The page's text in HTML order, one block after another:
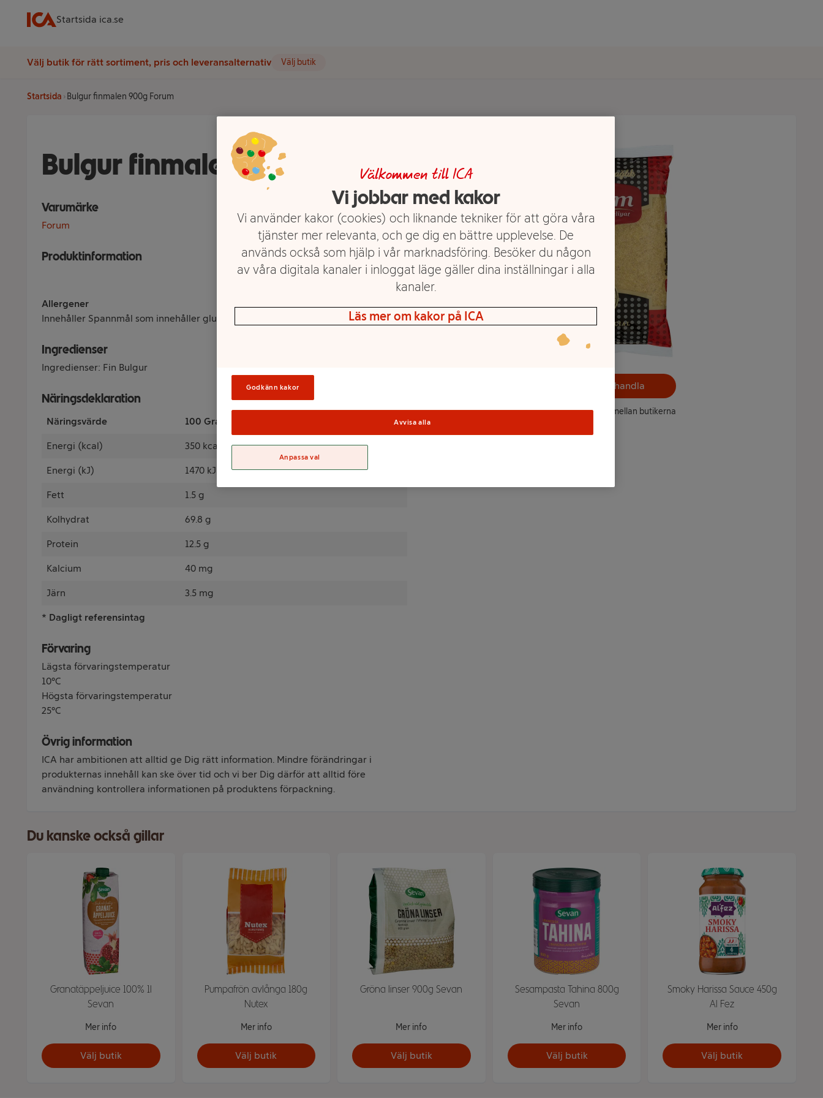
Startsida ica.se
Välj butik för rätt sortiment, pris och leveransalternativ Välj butik
Startsida Bulgur finmalen 900g Forum
Bulgur finmalen 900g Forum
Varumärke
Forum
Produktinformation
Allergener
Innehåller Spannmål som innehåller gluten
Ingredienser
Ingredienser: Fin Bulgur
Näringsdeklaration
Näringsvärde 100 Gram % av DRI(*)
Energi (kcal) 350 kcal
Energi (kJ) 1470 kJ
Fett 1.5 g
Kolhydrat 69.8 g
Protein 12.5 g
Kalcium 40 mg
Järn 3.5 mg
* Dagligt referensintag
Förvaring
Lägsta förvaringstemperatur
10°C
Högsta förvaringstemperatur
25°C
Övrig information
ICA har ambitionen att alltid ge Dig rätt information. Mindre förändringar i
produkternas innehåll kan ske över tid och vi ber Dig därför att alltid före
användning kontrollera informationen på produktens förpackning.
Välj butik och handla
Sortimentet kan variera mellan butikerna
Du kanske också gillar
Granatäppeljuice 100% 1l
Sevan
Mer info
Välj butik
Pumpafrön avlånga 180g
Nutex
Mer info
Välj butik
Gröna linser 900g Sevan
Mer info
Välj butik
Sesampasta Tahina 800g
Sevan
Mer info
Välj butik
Smoky Harissa Sauce 450g
Al Fez
Mer info
Välj butik
Välkommen till ICA
Vi jobbar med kakor
Vi använder kakor (cookies) och liknande tekniker för att göra våra
tjänster mer relevanta, och ge dig en bättre upplevelse. De
används också som hjälp i vår marknadsföring. Besöker du någon
av våra digitala kanaler i inloggat läge gäller dina inställningar i alla
kanaler.
Läs mer om kakor på ICA
Godkänn kakor
Avvisa alla
Anpassa val